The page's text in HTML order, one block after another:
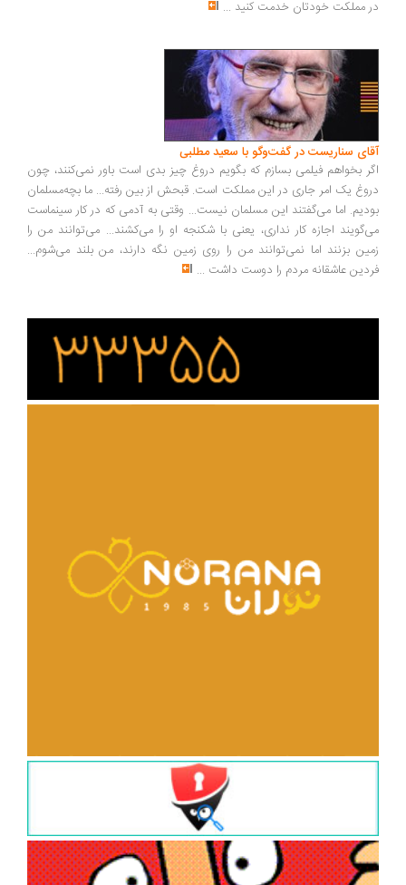
در مملکت خودتان خدمت کنید ...
آقای سناریست در گفت‌وگو با سعید مطلبی
اگر بخواهم فیلمی بسازم که بگویم دروغ چیز بدی است باور نمی‌کنند، چون
دروغ یک امر جاری در این مملکت است. قبحش از بین رفته... ما بچه‌مسلمان
بودیم. اما می‌گفتند این مسلمان نیست... وقتی به آدمی که در کار سینماست
می‌گویند اجازه کار نداری، یعنی با شکنجه او را می‌کشند... می‌توانند من را
زمین بزنند اما نمی‌توانند من را روی زمین نگه دارند، من بلند می‌شوم...
فردین عاشقانه مردم را دوست داشت ...